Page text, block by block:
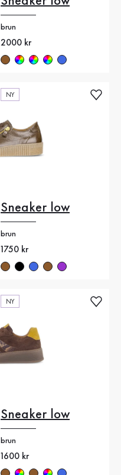
brun
Nytt pris
2000 kr
NY
Sneaker low
brun
Nytt pris
1750 kr
NY
Sneaker low
brun
Nytt pris
1600 kr